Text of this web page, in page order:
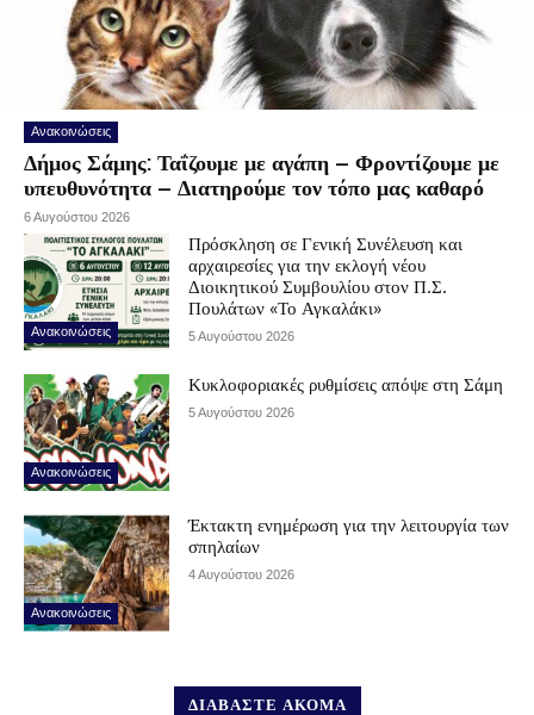
Ανακοινώσεις
Δήμος Σάμης: Ταΐζουμε με αγάπη – Φροντίζουμε με
υπευθυνότητα – Διατηρούμε τον τόπο μας καθαρό
6 Αυγούστου 2026
Ανακοινώσεις
Πρόσκληση σε Γενική Συνέλευση και
αρχαιρεσίες για την εκλογή νέου
Διοικητικού Συμβουλίου στον Π.Σ.
Πουλάτων «Το Αγκαλάκι»
5 Αυγούστου 2026
Ανακοινώσεις
Κυκλοφοριακές ρυθμίσεις απόψε στη Σάμη
5 Αυγούστου 2026
Ανακοινώσεις
Έκτακτη ενημέρωση για την λειτουργία των
σπηλαίων
4 Αυγούστου 2026
ΔΙΑΒΑΣΤΕ ΑΚΟΜΑ